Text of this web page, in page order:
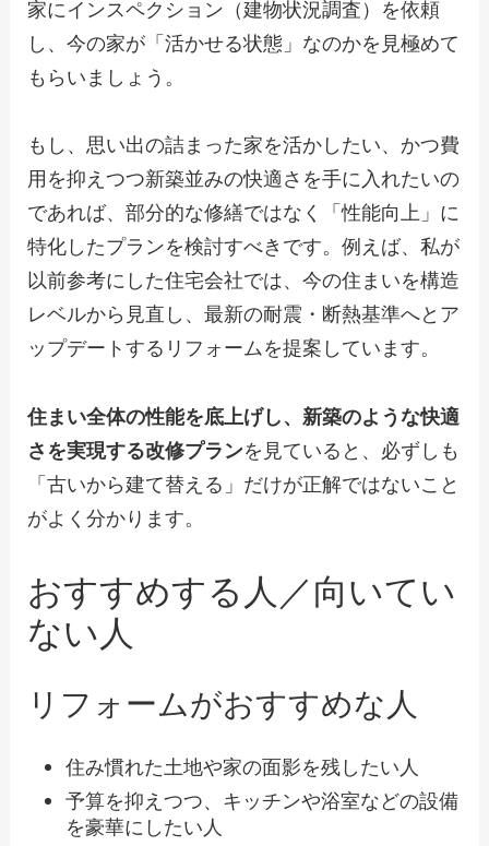
家にインスペクション（建物状況調査）を依頼
し、今の家が「活かせる状態」なのかを見極めて
もらいましょう。
もし、思い出の詰まった家を活かしたい、かつ費
用を抑えつつ新築並みの快適さを手に入れたいの
であれば、部分的な修繕ではなく「性能向上」に
特化したプランを検討すべきです。例えば、私が
以前参考にした住宅会社では、今の住まいを構造
レベルから見直し、最新の耐震・断熱基準へとア
ップデートするリフォームを提案しています。
住まい全体の性能を底上げし、新築のような快適
さを実現する改修プランを見ていると、必ずしも
「古いから建て替える」だけが正解ではないこと
がよく分かります。
おすすめする人／向いてい
ない人
リフォームがおすすめな人
住み慣れた土地や家の面影を残したい人
予算を抑えつつ、キッチンや浴室などの設備
を豪華にしたい人